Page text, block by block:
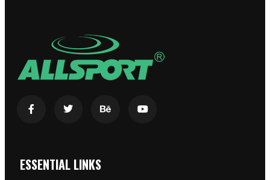
ESSENTIAL LINKS